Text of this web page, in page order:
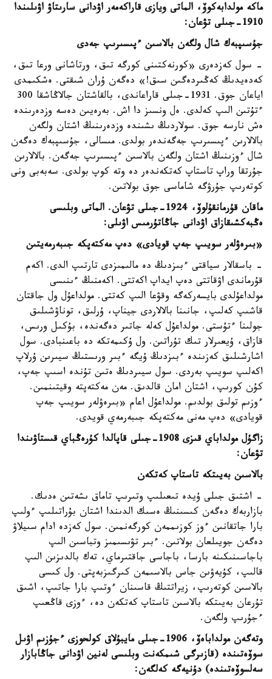
ماكە مولدابەكوۆ، الماتى ويازى قاراكەمەر اۋدانى سارىتاۋ اۋىلىندا
1910-جىلى تۋعان:
جۇسىپبەك شال ولگەن بالاسىن ءپىسىرىپ جەدى
- سول كەزدەرى «كورنەكتىنى كورگە تىق، ورتاشانى ورعا تىق،
كەدەيدىڭ كەڭىردەگىن سىق!» دەگەن ۇران شىقتى. ەشكىمدى
اياعان جوق. 1931-جىلى قاراعاندى، بالقاشتان جالاڭاشقا 300
ءتۇتىن الىپ كەلدى. ەل ونسىز دا اش. بەرەيىن دەسە وزدەرىندە
ەش نارسە جوق. سولاردىڭ ىشىندە وزدەرىنىڭ اشتان ولگەن
بالالارىن ءپىسىرىپ جەگەندەر بولدى. مىسالى، جۇسىپبەك دەگەن
شال ءوزىنىڭ اشتان ولگەن بالاسىن ءپىسىرىپ جەگەن. بالالارىن
جۇرتقا وراپ تاستاپ كەتكەندەر دە وتە كوپ بولدى. سەبەبى ونى
كوتەرىپ جۇرۋگە شاماسى جوق بولاتىن.
ماقان قۇرمانقۇلوۆ، 1924-جىلى تۋعان. الماتى وبلىسى
ەڭبەكشىقازاق اۋدانى جاڭاتۇرمىس اۋىلى:
«بىرەۋلەر سويىپ جەپ قويادى» دەپ مەكتەپكە جىبەرمەيتىن
- باسقالار سياقتى ءبىزدىڭ دە مالىمىزدى تارتىپ الدى. اكەم
قۇرماندى اۋقاتتى دەپ ايداپ اكەتتى. اكەمنىڭ ءىنىسى
مولداعۇلدى بايسەركەگە وقۋعا الىپ كەتتى. مولداعۇل ول جاقتان
قاشىپ كەلىپ، جانىنا بالالاردى جيناپ، ۇرلىق، توناۋشىلىق
جولىنا ءتۇستى. مولداعۇل كەلە جاتىر دەگەندە، بۇكىل ورىس،
قازاق، ۇيعىرلار تىك تۇراتىن. ول ۇكىمەتكە دە باعىنبادى. سول
اشارشىلىق كەزىندە ءبىزدىڭ ۇيگە ءبىر ورىستىڭ سيىرىن ۇرلاپ
اكەلىپ سويىپ بەردى. سول سيىردىڭ ەتىن تۇندە اسىپ جەپ،
كۇن كورىپ، اشتان امان قالدىق. مەن مەكتەپتە وقيتىنمىن.
ءوزىم تولىق بولدىم. مولداعۇل اعام «بىرەۋلەر سويىپ جەپ
قويادى» دەپ مەنى مەكتەپكە جىبەرمەي قويدى.
زاگۇل مولداباي قىزى 1908-جىلى قاپالدا كۇرەڭباي قىستاۋىندا
تۋعان:
بالاسىن بەيىتكە تاستاپ كەتكەن
- اشتىق جىلى ۇيدە تىعىلىپ وتىرىپ تاماق ىشەتىن ەدىك.
بازاربەك دەگەن كىسىنىڭ ەسىك الدىندا اشتان بۇراتىلىپ ءولىپ
بارا جاتقانىن ءوز كوزىممەن كورگەنمىن. سول كەزدە ادام سىيلاۋ
دەگەن جويىلعان بولاتىن. ءبىر تۋىسىمىز وتباسىن الىپ
باجاسىنىكىنە بارسا، باجاسى جاقتىرماي، تەك بالدىزىن الىپ
قالىپ، كۇيەۋىن جاس بالاسىمەن كىرگىزبەپتى. ول كىسى
بالاسىن كوتەرىپ، زيراتتىڭ قاسىنان ءوتىپ بارا جاتىپ، اشىق
تۇرعان بەيىتكە بالاسىن تاستاپ كەتكەن دە، ءوزى قاڭعىپ
ءجۇرىپ ولگەن.
وتەگەن مولداباەۆ، 1906-جىلى مايبۇلاق كولحوزى ءجۇزىم اۋىل
سوۆەتىندە (قازىرگى شىمكەنت وبلىسى لەنين اۋدانى جاڭابازار
سەلسوۆەتىندە) دۇنيەگە كەلگەن: